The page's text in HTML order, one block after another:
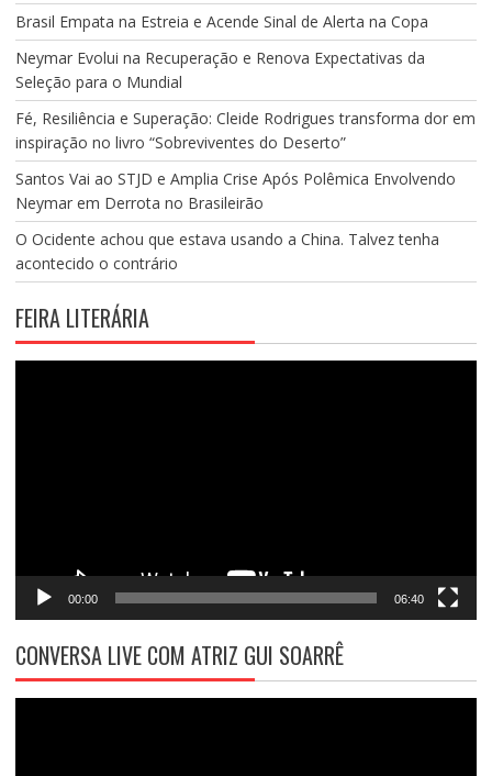
Brasil Empata na Estreia e Acende Sinal de Alerta na Copa
Neymar Evolui na Recuperação e Renova Expectativas da
Seleção para o Mundial
Fé, Resiliência e Superação: Cleide Rodrigues transforma dor em
inspiração no livro “Sobreviventes do Deserto”
Santos Vai ao STJD e Amplia Crise Após Polêmica Envolvendo
Neymar em Derrota no Brasileirão
O Ocidente achou que estava usando a China. Talvez tenha
acontecido o contrário
FEIRA LITERÁRIA
00:00 06:40
CONVERSA LIVE COM ATRIZ GUI SOARRÊ